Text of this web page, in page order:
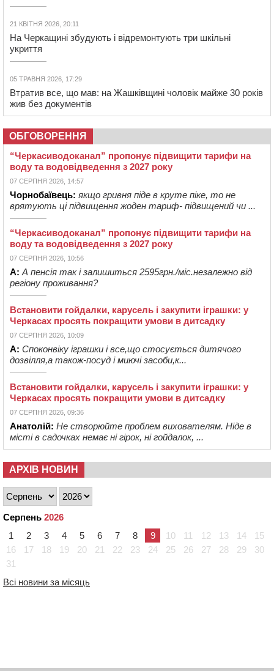
21 КВІТНЯ 2026, 20:11
На Черкащині збудують і відремонтують три шкільні
укриття
05 ТРАВНЯ 2026, 17:29
Втратив все, що мав: на Жашківщині чоловік майже 30 років
жив без документів
ОБГОВОРЕННЯ
“Черкасиводоканал” пропонує підвищити тарифи на
воду та водовідведення з 2027 року
07 СЕРПНЯ 2026, 14:57
Чорнобаївець: якщо гривня піде в круте піке, то не
врятують ці підвищення жоден тариф- підвищений чи ...
“Черкасиводоканал” пропонує підвищити тарифи на
воду та водовідведення з 2027 року
07 СЕРПНЯ 2026, 10:56
А: А пенсія так і залишиться 2595грн./міс.незалежно від
регіону проживання?
Встановити гойдалки, карусель і закупити іграшки: у
Черкасах просять покращити умови в дитсадку
07 СЕРПНЯ 2026, 10:09
А: Споконвіку іграшки і все,що стосується дитячого
дозвілля,а також-посуд і миючі засоби,к...
Встановити гойдалки, карусель і закупити іграшки: у
Черкасах просять покращити умови в дитсадку
07 СЕРПНЯ 2026, 09:36
Анатолій: Не створюйте проблем вихователям. Ніде в
місті в садочках немає ні гірок, ні гойдалок, ...
АРХІВ НОВИН
Серпень 2026
1
2 3 4 5 6 7 8 9 10 11 12 13 14
15
16
17 18 19 20 21 22 23 24 25 26 27 28 29
30
31
Всі новини за місяць